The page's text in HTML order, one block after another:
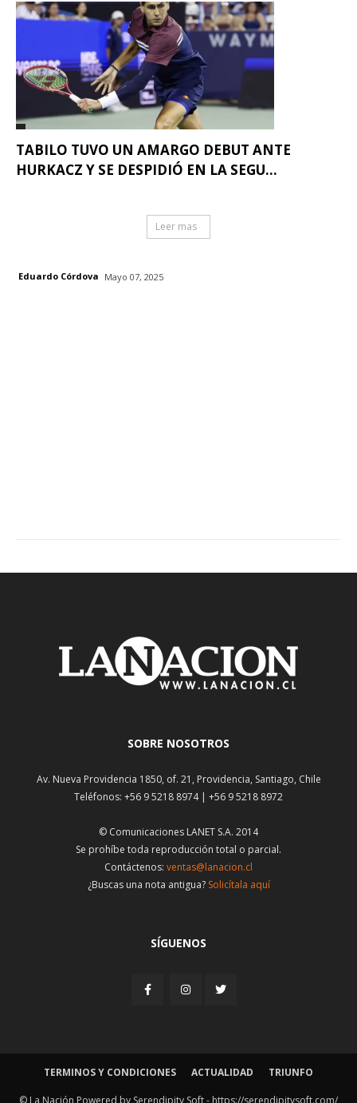
TABILO TUVO UN AMARGO DEBUT ANTE
HURKACZ Y SE DESPIDIÓ EN LA SEGU...
Leer mas
Eduardo Córdova Mayo 07, 2025
SOBRE NOSOTROS
Av. Nueva Providencia 1850, of. 21, Providencia, Santiago, Chile
Teléfonos: +56 9 5218 8974 | +56 9 5218 8972
© Comunicaciones LANET S.A. 2014
Se prohíbe toda reproducción total o parcial.
Contáctenos: ventas@lanacion.cl
¿Buscas una nota antigua? Solicítala aquí
SÍGUENOS
TERMINOS Y CONDICIONES ACTUALIDAD TRIUNFO
© La Nación Powered by Serendipity Soft - https://serendipitysoft.com/